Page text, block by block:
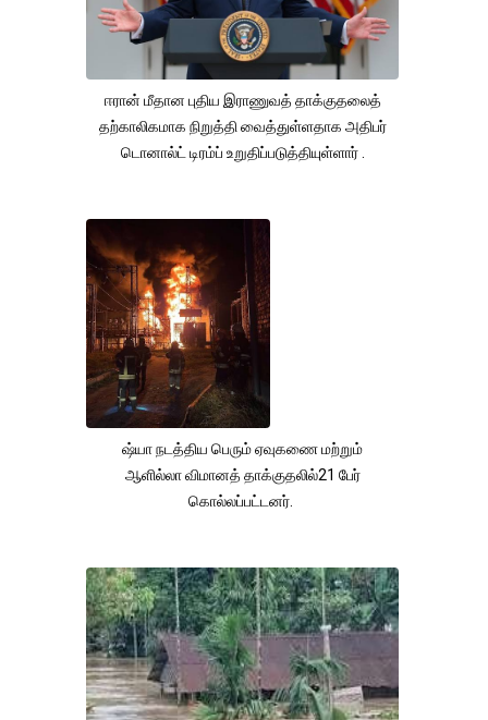
ஈரான் மீதான புதிய இராணுவத் தாக்குதலைத்
தற்காலிகமாக நிறுத்தி வைத்துள்ளதாக அதிபர்
டொனால்ட் டிரம்ப் உறுதிப்படுத்தியுள்ளார் .
ஷ்யா நடத்திய பெரும் ஏவுகணை மற்றும்
ஆளில்லா விமானத் தாக்குதலில்21 பேர்
கொல்லப்பட்டனர்.